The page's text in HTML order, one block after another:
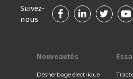
Suivez-
nous
Nouveautés
Désherbage électrique